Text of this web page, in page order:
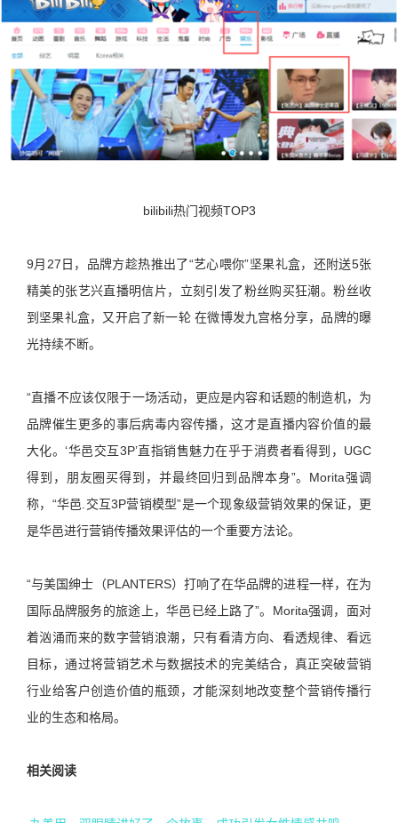
bilibili热门视频TOP3
9月27日，品牌方趁热推出了“艺心喂你”坚果礼盒，还附送5张
精美的张艺兴直播明信片，立刻引发了粉丝购买狂潮。粉丝收
到坚果礼盒，又开启了新一轮 在微博发九宫格分享，品牌的曝
光持续不断。
“直播不应该仅限于一场活动，更应是内容和话题的制造机，为
品牌催生更多的事后病毒内容传播，这才是直播内容价值的最
大化。‘华邑交互3P’直指销售魅力在乎于消费者看得到，UGC
得到，朋友圈买得到，并最终回归到品牌本身”。Morita强调
称，“华邑.交互3P营销模型”是一个现象级营销效果的保证，更
是华邑进行营销传播效果评估的一个重要方法论。
“与美国绅士（PLANTERS）打响了在华品牌的进程一样，在为
国际品牌服务的旅途上，华邑已经上路了”。Morita强调，面对
着汹涌而来的数字营销浪潮，只有看清方向、看透规律、看远
目标，通过将营销艺术与数据技术的完美结合，真正突破营销
行业给客户创造价值的瓶颈，才能深刻地改变整个营销传播行
业的生态和格局。
相关阅读